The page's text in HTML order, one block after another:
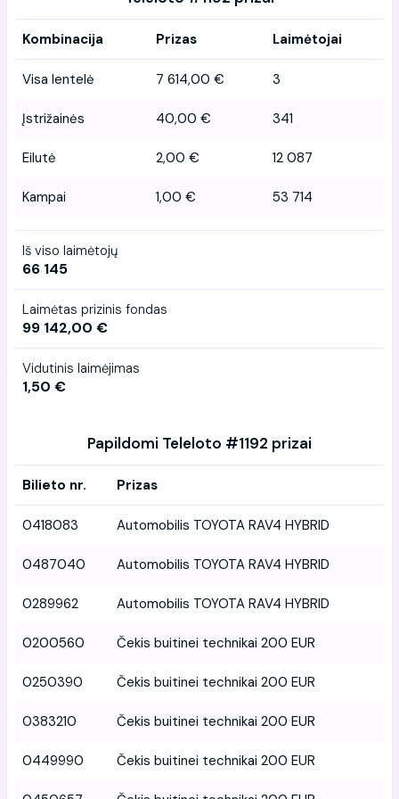
Kombinacija Prizas Laimėtojai
Visa lentelė 7 614,00 € 3
Įstrižainės 40,00 € 341
Eilutė 2,00 € 12 087
Kampai 1,00 € 53 714
Iš viso laimėtojų
66 145
Laimėtas prizinis fondas
99 142,00 €
Vidutinis laimėjimas
1,50 €
Papildomi Teleloto #1192 prizai
Bilieto nr. Prizas
0418083 Automobilis TOYOTA RAV4 HYBRID
0487040 Automobilis TOYOTA RAV4 HYBRID
0289962 Automobilis TOYOTA RAV4 HYBRID
0200560 Čekis buitinei technikai 200 EUR
0250390 Čekis buitinei technikai 200 EUR
0383210 Čekis buitinei technikai 200 EUR
0449990 Čekis buitinei technikai 200 EUR